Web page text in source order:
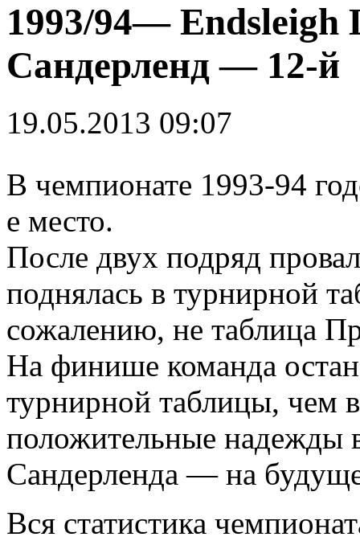
1993/94— Endsleigh
Сандерленд — 12-й
19.05.2013 09:07
В чемпионате 1993-94
е место.
После двух подряд
поднялась в турнирной
сожалению, не таблица
На финише команда
турнирной таблицы, чем
положительные надежды
Сандерленда — на
Вся статистика